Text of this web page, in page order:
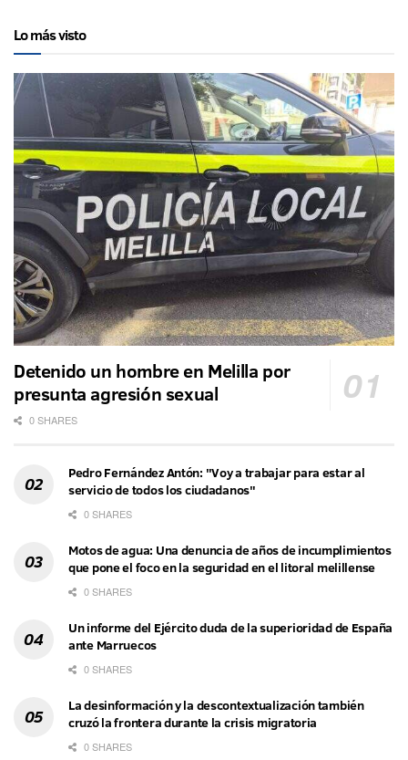
Lo más visto
Detenido un hombre en Melilla por
presunta agresión sexual
0 SHARES
Pedro Fernández Antón: "Voy a trabajar para estar al
servicio de todos los ciudadanos"
0 SHARES
Motos de agua: Una denuncia de años de incumplimientos
que pone el foco en la seguridad en el litoral melillense
0 SHARES
Un informe del Ejército duda de la superioridad de España
ante Marruecos
0 SHARES
La desinformación y la descontextualización también
cruzó la frontera durante la crisis migratoria
0 SHARES